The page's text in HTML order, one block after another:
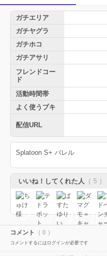
ガチエリア
ガチヤグラ
ガチホコ
ガチアサリ
フレンドコー
ド
活動時間帯
よく使うブキ
配信URL
Splatoon S+ バレル
いいね！してくれた人 （ 5 ）
コメント （ 0 ）
コメントするにはログインが必要です